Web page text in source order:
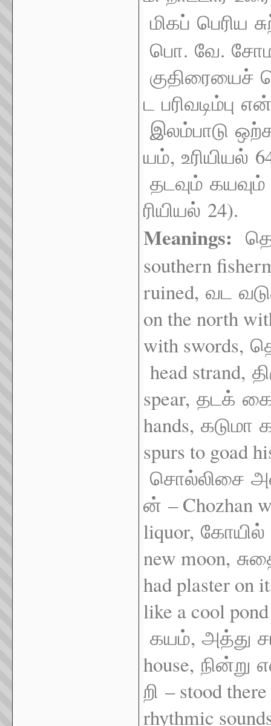
மிகப் பெரிய
பொ. வே.
குதிரையைச்
ட பரிவடிம்பு
இலம்பாடு
யம், உரியியல்
தடவும் கயவும்
ரியியல் 24).
Meanings:
southern
ruined, வட
on the north
with swords,
head strand,
spear, தடக்
hands, கடுமா
spurs to goad
சொல்லிசை
ன் – Chozhan
liquor, கோயில்
new moon,
had plaster on
like a cool
கயம், அத்து
house, நின்று
றி – stood
rhythmic